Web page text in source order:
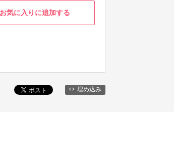
お気に入りに追加する
埋め込み